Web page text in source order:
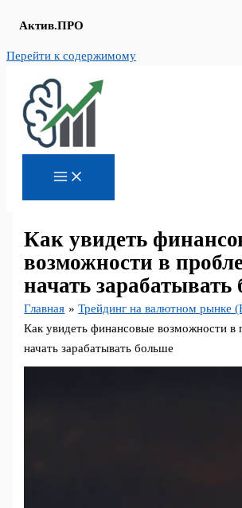
Актив.ПРО
Перейти к содержимому
Как увидеть
возможности в
начать зарабатывать
Главная
Трейдинг на валютном рынке
Как увидеть финансовые возможности в
начать зарабатывать больше